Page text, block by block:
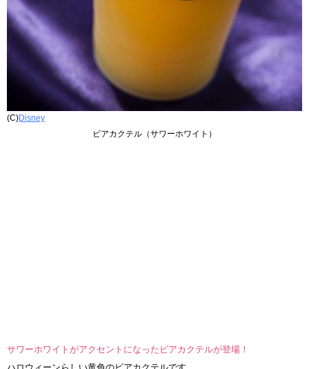
(C)Disney
ビアカクテル（サワーホワイト）
サワーホワイトがアクセントになったビアカクテルが登場！